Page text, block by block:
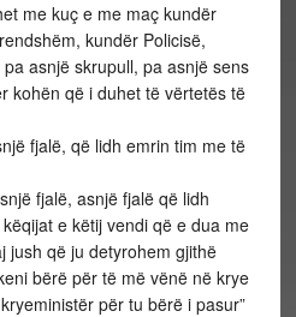
me kuç e me maç kundër
kundër Policisë,
asnjë skrupull, pa asnjë sens
kohën që i duhet të vërtetës të
fjalë, që lidh emrin tim me të
fjalë, asnjë fjalë që lidh
e këtij vendi që e dua me
jush që ju detyrohem gjithë
bërë për të më vënë në krye
për tu bërë i pasur”